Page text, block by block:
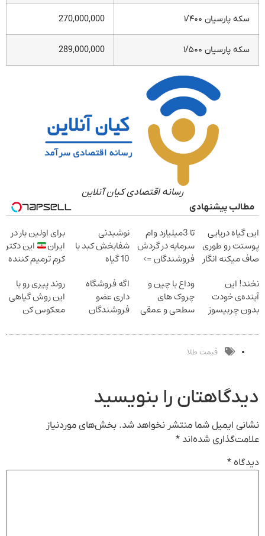
سکه پارسیان ۱/۴۰۰ 270,000,000
سکه پارسیان ۱/۵۰۰ 289,000,000
رسانه اقتصادی کیان آنلاین
مطالب پیشنهادی
این گیاه دریایی
پوستت رو طوری
صاف میکنه انگار
شدی
تا 3میلیارد وام
سرمایه در گردش
فروشندگان =>
ثبت کن
نوشیدنی
شفابخش کبد با
10 گیاه
امشب)
برای اولین بار در
ایران
این دکتر
کرم ترمیم کننده
نخند! این
آینده‌ی خودت
بدون چربیسوز
نشده سفارش
وداع با چین و
چروک های
سطحی و عمقی
اگه فروشگاه
داری عضو
فروشندگان
میلیارد وام بگیر
روند پیری رو با
این روش گیاهی
معکوس کن
قیمت طلا
دیدگاهتان را بنویسید
نشانی ایمیل شما منتشر نخواهد شد. بخش‌های موردنیاز
علامت‌گذاری شده‌اند *
دیدگاه *